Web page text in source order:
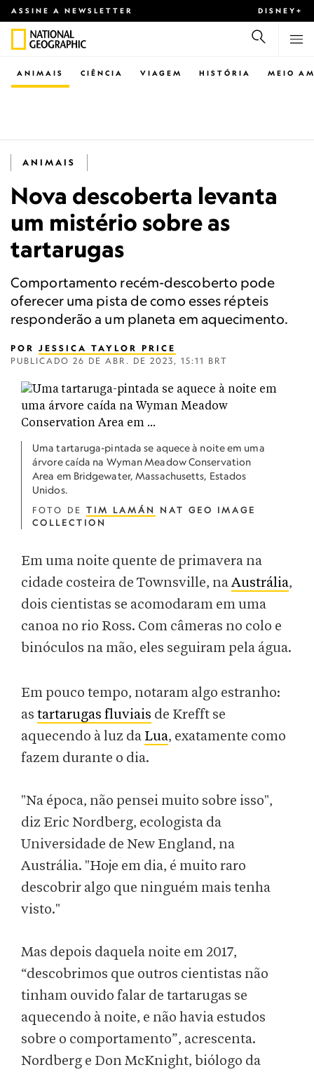
ASSINE A NEWSLETTER DISNEY+
CIÊNCIA VIAGEM
ANIMAIS HISTÓRIA MEIO
ANIMAIS
Nova descoberta levanta
um mistério sobre as
tartarugas
Comportamento recém-descoberto pode
oferecer uma pista de como esses répteis
responderão a um planeta em aquecimento.
POR JESSICA TAYLOR PRICE
PUBLICADO 26 DE ABR. DE 2023, 15:11 BRT
Uma tartaruga-pintada se aquece à noite em uma
árvore caída na Wyman Meadow Conservation
Area em Bridgewater, Massachusetts, Estados
Unidos.
FOTO DE TIM LAMÁN
NAT GEO IMAGE
COLLECTION
Em uma noite quente de primavera na
cidade costeira de Townsville, naAustrália,
dois cientistas se acomodaram em uma
canoa no rio Ross. Com câmeras no colo e
binóculos na mão, eles seguiram pela água.
Em pouco tempo, notaram algo estranho:
as tartarugas fluviais de Krefft se
aquecendo à luz da Lua, exatamente como
fazem durante o dia.
"Na época, não pensei muito sobre isso",
diz Eric Nordberg, ecologista da
Universidade de New England, na
Austrália. "Hoje em dia, é muito raro
descobrir algo que ninguém mais tenha
visto."
Mas depois daquela noite em 2017,
“descobrimos que outros cientistas não
tinham ouvido falar de tartarugas se
aquecendo à noite, e não havia estudos
sobre o comportamento”, acrescenta.
Nordberg e Don McKnight, biólogo da